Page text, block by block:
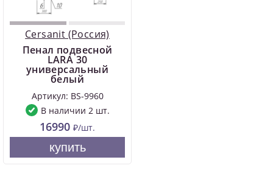
Cersanit (Россия)
Пенал подвесной
LARA 30
универсальный
белый
Артикул: BS-9960
В наличии 2 шт.
16990 ₽/шт.
купить